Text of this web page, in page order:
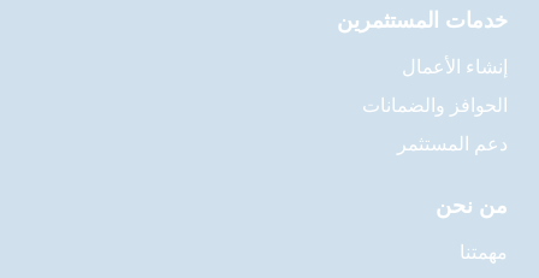
خدمات المستثمرين
إنشاء الأعمال
الحوافز والضمانات
دعم المستثمر
من نحن
مهمتنا